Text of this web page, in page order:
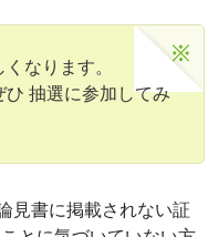
なります。
抽選に参加してみ
見書に掲載されない証